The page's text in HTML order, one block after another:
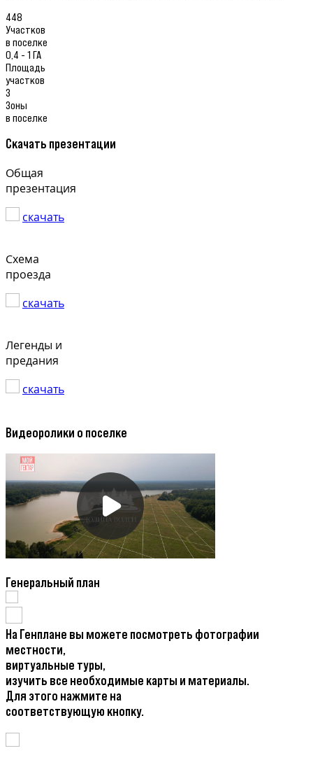
448
Участков
в поселке
0,4 - 1 ГА
Площадь
участков
3
Зоны
в поселке
Скачать презентации
Общая
презентация
скачать
Схема
проезда
скачать
Легенды и
предания
скачать
Видеоролики о поселке
Генеральный план
На Генплане вы можете посмотреть фотографии
местности,
виртуальные туры,
изучить все необходимые карты и материалы.
Для этого нажмите на
соответствующую кнопку.